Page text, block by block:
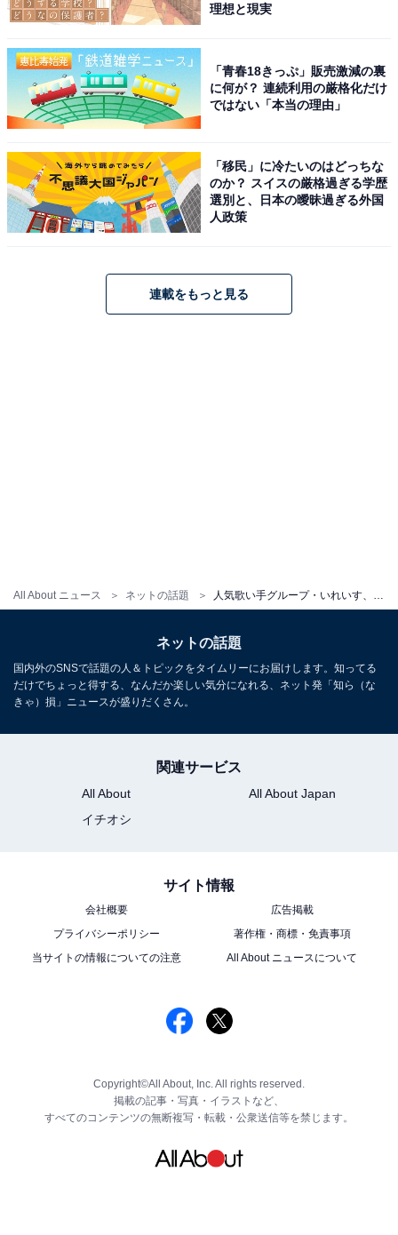
All About ニュース ネットの話題
理想と現実
「青春18きっぷ」販売激減の裏
に何が？ 連続利用の厳格化だけ
ではない「本当の理由」
「移民」に冷たいのはどっちな
のか？ スイスの厳格過ぎる学歴
選別と、日本の曖昧過ぎる外国
人政策
連載をもっと見る
ネットの話題
国内外のSNSで話題の人＆トピックをタイムリーにお届けします。知ってる
だけでちょっと得する、なんだか楽しい気分になれる、ネット発「知ら（な
きゃ）損」ニュースが盛りだくさん。
関連サービス
All About
All About Japan
イチオシ
サイト情報
会社概要
広告掲載
プライバシーポリシー
著作権・商標・免責事項
当サイトの情報についての注意
All About ニュースについて
Copyright©All About, Inc. All rights reserved.
掲載の記事・写真・イラストなど、
すべてのコンテンツの無断複写・転載・公衆送信等を禁じます。